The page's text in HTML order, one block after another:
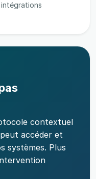
contextuel
accéder et
systèmes. Plus